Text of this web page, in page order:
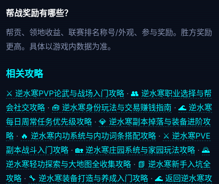
帮战奖励有哪些？
帮贡、领地收益、联赛排名称号/外观、参与奖励。胜方奖励
更高。具体以游戏内数据为准。
相关攻略
⚔️ 逆水寒PVP论武与战场入门攻略 · 👥 逆水寒职业选择与帮
会社交攻略 · 🧰 逆水寒身份玩法与交易赚钱指南 · 🌊 逆水寒
每日周常任务优先级攻略 · 💎 逆水寒副本掉落与装备进阶攻
略 · 🔥 逆水寒内功系统与内功词条搭配攻略 · ⚔️ 逆水寒PVE
副本战斗入门攻略 · 🏡 逆水寒庄园系统与家园玩法攻略 · 🌄
逆水寒轻功探索与大地图全收集攻略 · 📗 逆水寒新手入坑全
攻略 · 🔧 逆水寒装备打造与养成入门攻略 · 🌊 返回逆水寒攻